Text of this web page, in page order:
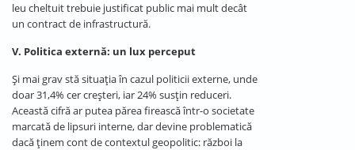
leu cheltuit trebuie justificat public mai mult decât
un contract de infrastructură.
V. Politica externă: un lux perceput
Și mai grav stă situația în cazul politicii externe, unde
doar 31,4% cer creșteri, iar 24% susțin reduceri.
Această cifră ar putea părea firească într-o societate
marcată de lipsuri interne, dar devine problematică
dacă ținem cont de contextul geopolitic: război la